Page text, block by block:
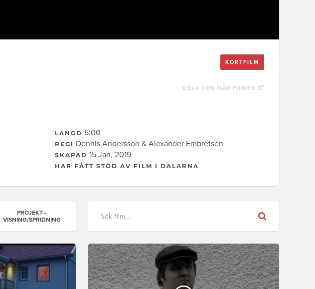
KORTFILM
DELA DEN HÄR FILMEN
LÄNGD 5:00
REGI Dennis Andersson & Alexander Embretsén
SKAPAD 15 Jan, 2019
HAR FÅTT STÖD AV FILM I DALARNA
PROJEKT -
VISNING/SPRIDNING
Sök